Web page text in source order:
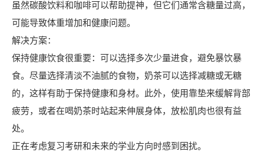
虽然碳酸饮料和咖啡可以帮助提神，但它们通常含糖量过高，
可能导致体重增加和健康问题。
解决方案：
保持健康饮食很重要：可以选择多次少量进食，避免暴饮暴
食。尽量选择清淡不油腻的食物，奶茶可以选择减糖或无糖
的，这样有助于保持健康和身材。此外，使用靠垫来缓解背部
疲劳，或者在喝奶茶时站起来伸展身体，放松肌肉也很有益
处。
正在考虑复习考研和未来的学业方向时感到困扰。